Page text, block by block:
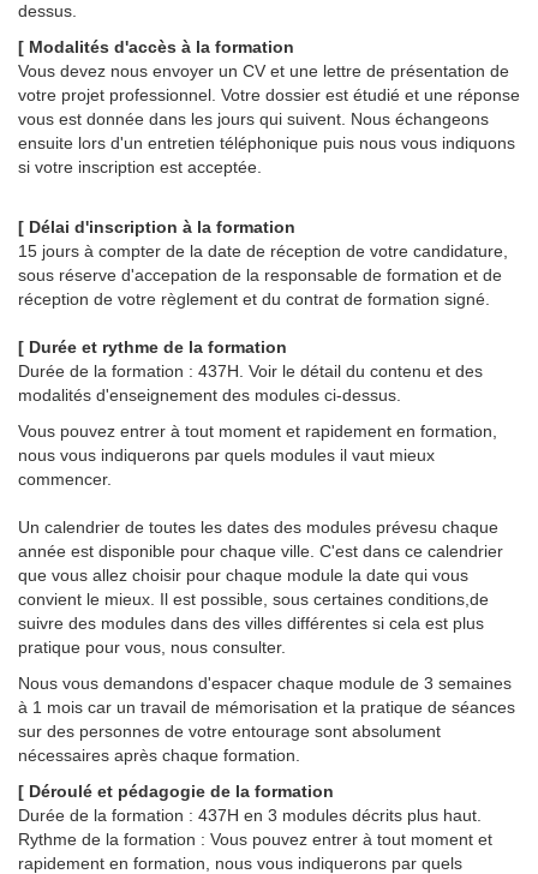
dessus.
[ Modalités d'accès à la formation
Vous devez nous envoyer un CV et une lettre de présentation de
votre projet professionnel. Votre dossier est étudié et une réponse
vous est donnée dans les jours qui suivent. Nous échangeons
ensuite lors d'un entretien téléphonique puis nous vous indiquons
si votre inscription est acceptée.
[ Délai d'inscription à la formation
15 jours à compter de la date de réception de votre candidature,
sous réserve d'accepation de la responsable de formation et de
réception de votre règlement et du contrat de formation signé.
[ Durée et rythme de la formation
Durée de la formation : 437H. Voir le détail du contenu et des
modalités d'enseignement des modules ci-dessus.
Vous pouvez entrer à tout moment et rapidement en formation,
nous vous indiquerons par quels modules il vaut mieux
commencer.
Un calendrier de toutes les dates des modules prévesu chaque
année est disponible pour chaque ville. C'est dans ce calendrier
que vous allez choisir pour chaque module la date qui vous
convient le mieux. Il est possible, sous certaines conditions,de
suivre des modules dans des villes différentes si cela est plus
pratique pour vous, nous consulter.
Nous vous demandons d'espacer chaque module de 3 semaines
à 1 mois car un travail de mémorisation et la pratique de séances
sur des personnes de votre entourage sont absolument
nécessaires après chaque formation.
[ Déroulé et pédagogie de la formation
Durée de la formation : 437H en 3 modules décrits plus haut.
Rythme de la formation : Vous pouvez entrer à tout moment et
rapidement en formation, nous vous indiquerons par quels